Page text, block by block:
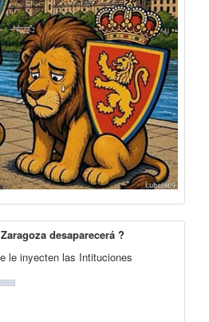
desaparecerá ?
le inyecten las Intituciones